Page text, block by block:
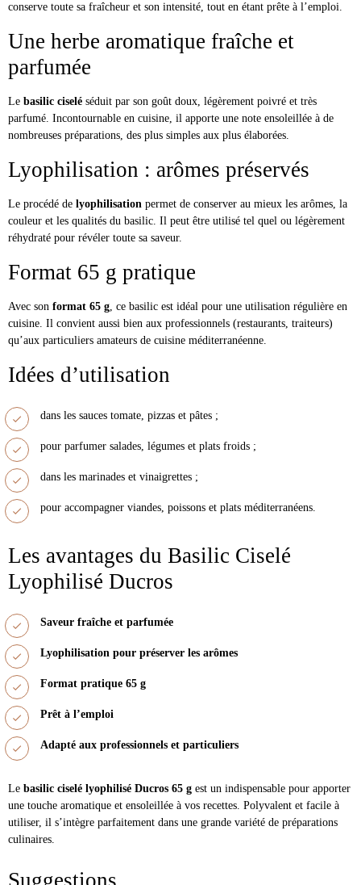
conserve toute sa fraîcheur et son intensité, tout en étant prête à l’emploi.
Une herbe aromatique fraîche et
parfumée
Le basilic ciselé séduit par son goût doux, légèrement poivré et très
parfumé. Incontournable en cuisine, il apporte une note ensoleillée à de
nombreuses préparations, des plus simples aux plus élaborées.
Lyophilisation : arômes préservés
Le procédé de lyophilisation permet de conserver au mieux les arômes, la
couleur et les qualités du basilic. Il peut être utilisé tel quel ou légèrement
réhydraté pour révéler toute sa saveur.
Format 65 g pratique
Avec son format 65 g, ce basilic est idéal pour une utilisation régulière en
cuisine. Il convient aussi bien aux professionnels (restaurants, traiteurs)
qu’aux particuliers amateurs de cuisine méditerranéenne.
Idées d’utilisation
dans les sauces tomate, pizzas et pâtes ;
pour parfumer salades, légumes et plats froids ;
dans les marinades et vinaigrettes ;
pour accompagner viandes, poissons et plats méditerranéens.
Les avantages du Basilic Ciselé
Lyophilisé Ducros
Saveur fraîche et parfumée
Lyophilisation pour préserver les arômes
Format pratique 65 g
Prêt à l’emploi
Adapté aux professionnels et particuliers
Le basilic ciselé lyophilisé Ducros 65 g est un indispensable pour apporter
une touche aromatique et ensoleillée à vos recettes. Polyvalent et facile à
utiliser, il s’intègre parfaitement dans une grande variété de préparations
culinaires.